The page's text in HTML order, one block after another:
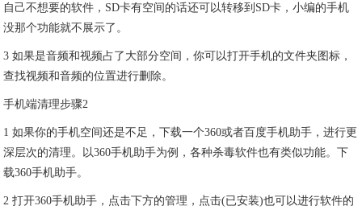
自己不想要的软件，SD卡有空间的话还可以转移到SD卡，小编的手机
没那个功能就不展示了。
3 如果是音频和视频占了大部分空间，你可以打开手机的文件夹图标，
查找视频和音频的位置进行删除。
手机端清理步骤2
1 如果你的手机空间还是不足，下载一个360或者百度手机助手，进行更
深层次的清理。以360手机助手为例，各种杀毒软件也有类似功能。下
载360手机助手。
2 打开360手机助手，点击下方的管理，点击(已安装)也可以进行软件的